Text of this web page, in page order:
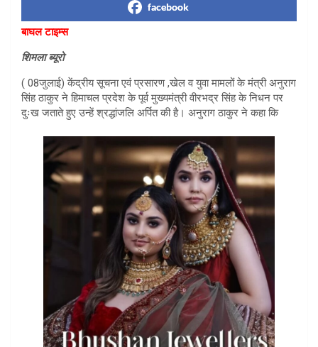
facebook
बाघल टाइम्स
शिमला ब्यूरो
( 08जुलाई) केंद्रीय सूचना एवं प्रसारण ,खेल व युवा मामलों के मंत्री अनुराग
सिंह ठाकुर ने हिमाचल प्रदेश के पूर्व मुख्यमंत्री वीरभद्र सिंह के निधन पर
दुःख जताते हुए उन्हें श्रद्धांजलि अर्पित की है। अनुराग ठाकुर ने कहा कि